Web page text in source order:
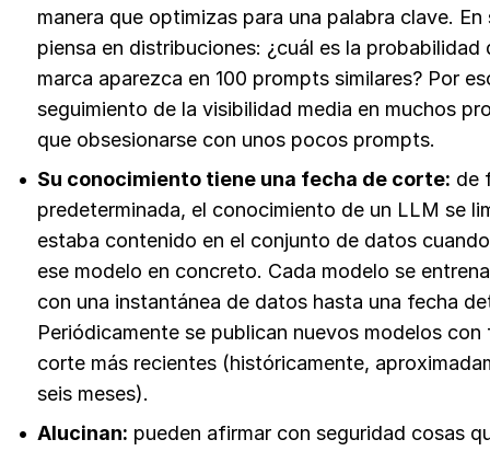
manera que optimizas para una palabra clave. En
piensa en distribuciones: ¿cuál es la probabilidad
marca aparezca en 100 prompts similares? Por
seguimiento de la visibilidad media en muchos
que obsesionarse con unos pocos prompts.
Su conocimiento tiene una fecha de corte: de
predeterminada, el conocimiento de un LLM se
estaba contenido en el conjunto de datos
ese modelo en concreto. Cada modelo se
con una instantánea de datos hasta una fecha
Periódicamente se publican nuevos modelos con
corte más recientes (históricamente,
seis meses).
Alucinan: pueden afirmar con seguridad cosas